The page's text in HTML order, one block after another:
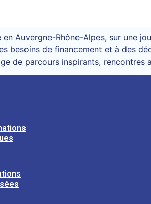
Auvergne-Rhône-Alpes, sur une
besoins de financement et à des
de parcours inspirants, rencontres